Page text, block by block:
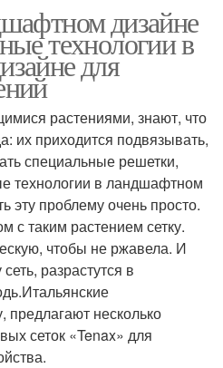
дизайне
технологии в
для
растениями, знают, что
их приходится подвязывать,
специальные решетки,
технологии в ландшафтном
эту проблему очень просто.
с таким растением сетку.
чтобы не ржавела. И
разрастутся в
предлагают несколько
сеток «Tenax» для